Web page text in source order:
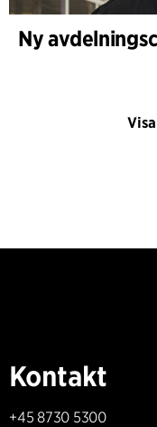
Kontakt
+45 8730 5300